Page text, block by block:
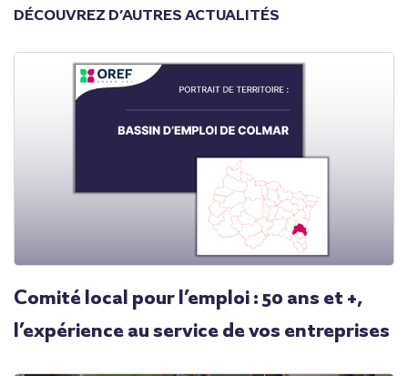
DÉCOUVREZ D’AUTRES ACTUALITÉS
Comité local pour l’emploi : 50 ans et +,
l’expérience au service de vos entreprises